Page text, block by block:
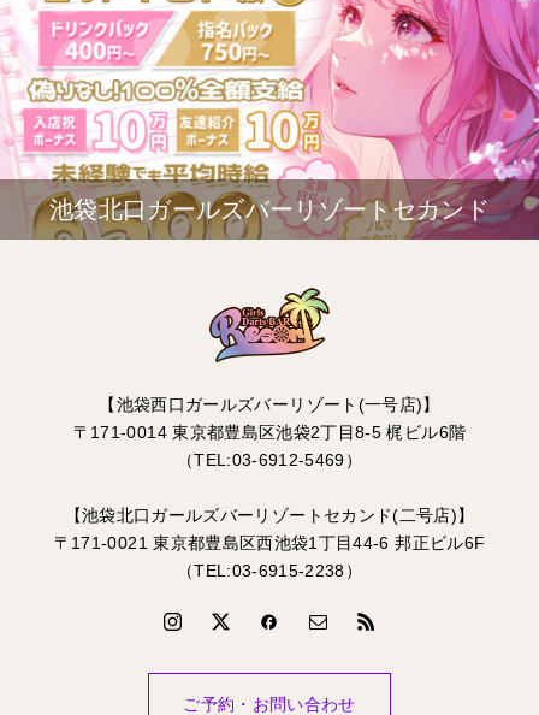
池袋北口ガールズバーリゾートセカンド
【池袋西口ガールズバーリゾート(一号店)】
〒171-0014 東京都豊島区池袋2丁目8-5 梶ビル6階
（TEL:03-6912-5469）
【池袋北口ガールズバーリゾートセカンド(二号店)】
〒171-0021 東京都豊島区西池袋1丁目44-6 邦正ビル6F
（TEL:03-6915-2238）
ご予約・お問い合わせ